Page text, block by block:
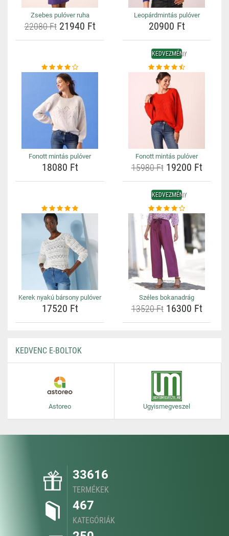
Zsebes pulóver ruha
22080 Ft21940 Ft
Leopárdmintás pulóver
20900 Ft
Fonott mintás pulóver
18080 Ft
KEDVEZMÉNY
Fonott mintás pulóver
15980 Ft19200 Ft
Kerek nyakú bársony pulóver
17520 Ft
KEDVEZMÉNY
Széles bokanadrág
13520 Ft16300 Ft
KEDVENC E-BOLTOK
Astoreo Ugyismegveszel
33616
TERMÉKEK
467
KATEGÓRIÁK